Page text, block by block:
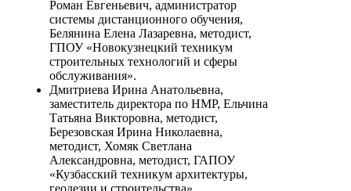
Роман Евгеньевич, администратор
системы дистанционного обучения,
Белянина Елена Лазаревна, методист,
ГПОУ «Новокузнецкий техникум
строительных технологий и сферы
обслуживания».
Дмитриева Ирина Анатольевна,
заместитель директора по НМР, Ельчина
Татьяна Викторовна, методист,
Березовская Ирина Николаевна,
методист, Хомяк Светлана
Александровна, методист, ГАПОУ
«Кузбасский техникум архитектуры,
геодезии и строительства».